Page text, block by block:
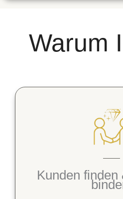
Warum
Dauerhaft
Einkommen